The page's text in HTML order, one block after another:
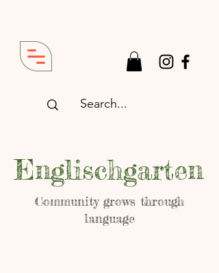
Englischgarten
Community grows through
language